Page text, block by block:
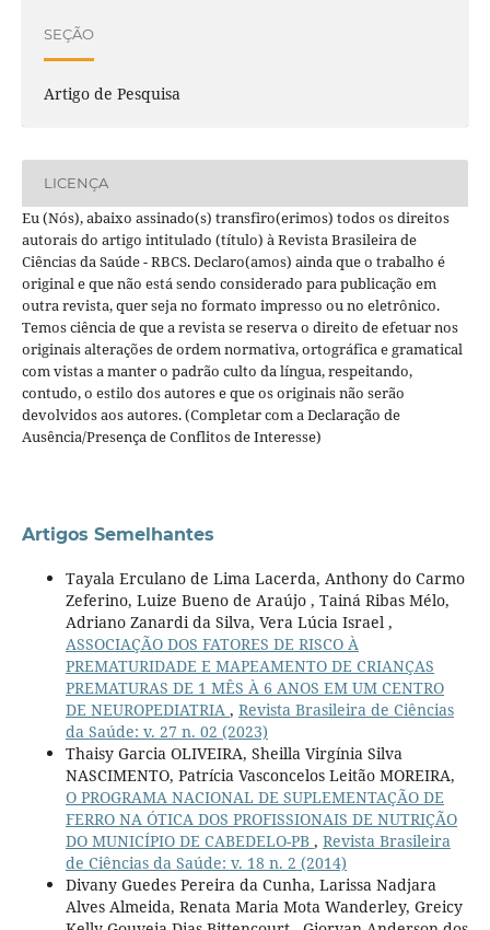
SEÇÃO
Artigo de Pesquisa
LICENÇA
Eu (Nós), abaixo assinado(s) transfiro(erimos) todos os direitos
autorais do artigo intitulado (título) à Revista Brasileira de
Ciências da Saúde - RBCS. Declaro(amos) ainda que o trabalho é
original e que não está sendo considerado para publicação em
outra revista, quer seja no formato impresso ou no eletrônico.
Temos ciência de que a revista se reserva o direito de efetuar nos
originais alterações de ordem normativa, ortográfica e gramatical
com vistas a manter o padrão culto da língua, respeitando,
contudo, o estilo dos autores e que os originais não serão
devolvidos aos autores. (Completar com a Declaração de
Ausência/Presença de Conflitos de Interesse)
Artigos Semelhantes
Tayala Erculano de Lima Lacerda, Anthony do Carmo
Zeferino, Luize Bueno de Araújo , Tainá Ribas Mélo,
Adriano Zanardi da Silva, Vera Lúcia Israel ,
ASSOCIAÇÃO DOS FATORES DE RISCO À
PREMATURIDADE E MAPEAMENTO DE CRIANÇAS
PREMATURAS DE 1 MÊS À 6 ANOS EM UM CENTRO
DE NEUROPEDIATRIA , Revista Brasileira de Ciências
da Saúde: v. 27 n. 02 (2023)
Thaisy Garcia OLIVEIRA, Sheilla Virgínia Silva
NASCIMENTO, Patrícia Vasconcelos Leitão MOREIRA,
O PROGRAMA NACIONAL DE SUPLEMENTAÇÃO DE
FERRO NA ÓTICA DOS PROFISSIONAIS DE NUTRIÇÃO
DO MUNICÍPIO DE CABEDELO-PB , Revista Brasileira
de Ciências da Saúde: v. 18 n. 2 (2014)
Divany Guedes Pereira da Cunha, Larissa Nadjara
Alves Almeida, Renata Maria Mota Wanderley, Greicy